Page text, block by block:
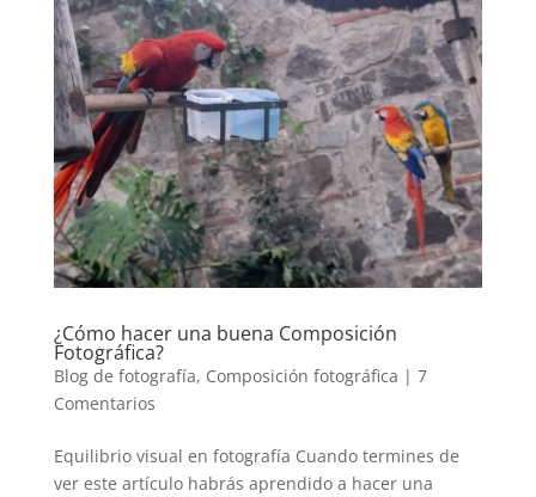
¿Cómo hacer una buena Composición
Fotográfica?
Blog de fotografía, Composición fotográfica | 7
Comentarios
Equilibrio visual en fotografía Cuando termines de
ver este artículo habrás aprendido a hacer una